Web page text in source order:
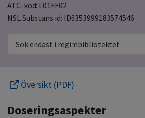
ATC-kod: L01FF02
NSL Substans id: ID6353999183574546
Sök endast i regimbibliotektet
Översikt (PDF)
Doseringsaspekter